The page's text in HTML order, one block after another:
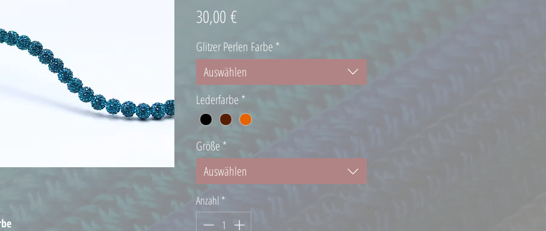
30,00 €Preis
Glitzer Perlen Farbe *
Auswählen
Lederfarbe *
Größe *
Auswählen
Anzahl *